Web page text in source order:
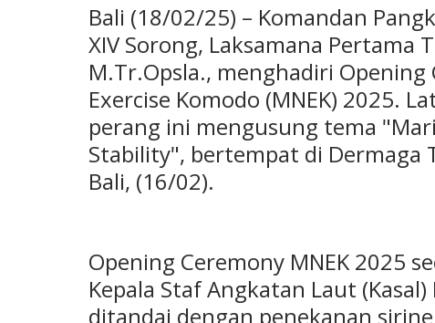
Bali (18/02/25) – Komandan
XIV Sorong, Laksamana Pertama
M.Tr.Opsla., menghadiri
Exercise Komodo (MNEK) 2025.
perang ini mengusung tema
Stability", bertempat di Dermaga
Bali, (16/02).
Opening Ceremony MNEK 2025
Kepala Staf Angkatan Laut
ditandai dengan penekanan